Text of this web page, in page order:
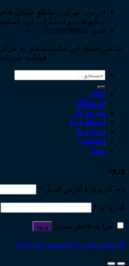
آدرس : تهران ، تقاطع خیابان
مطبوعات و انتشارات قوه
تلفن: 02188199904
تمامی حقوق این سایت متعلق به
قضاییه می
جستجو
خانه
فروشگاه
پذیرش اثر
ارتباط با ما
درباره ما
پشتیبانی
ورود
ورود
نام کاربری یا آدرس ایمیل *
گذرواژه *
مرا به خاطر بسپار ورود
گذرواژه خود را فراموش کرده اید؟